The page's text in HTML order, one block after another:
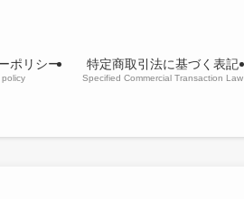
ポリシー
policy
特定商取引法に基づく表記
Specified Commercial Transaction Law